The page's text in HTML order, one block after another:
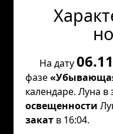
На дату
фазе
календаре. Луна в
освещенности
закат в 16:04.